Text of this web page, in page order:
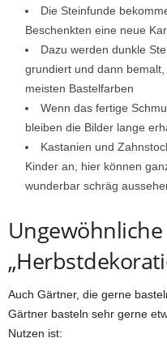
Die Steinfunde
Beschenkten eine neue
Dazu werden dunkle
grundiert und dann
meisten Bastelfarben
Wenn das fertige
bleiben die Bilder lange
Kastanien und
Kinder an, hier können
wunderbar schräg
Ungewöhnliche
Auch Gärtner, die gerne
Gärtner basteln sehr gerne
Nutzen ist: